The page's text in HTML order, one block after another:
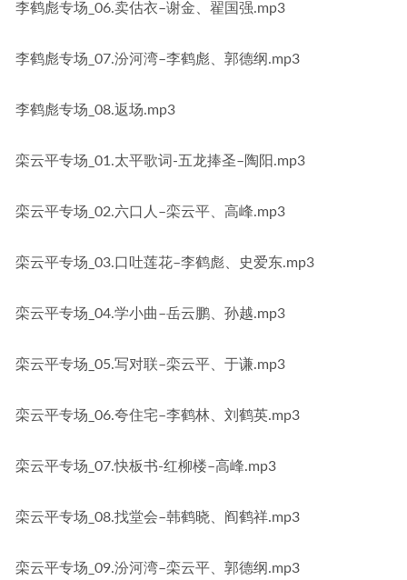
李鹤彪专场_06.卖估衣–谢金、翟国强.mp3
李鹤彪专场_07.汾河湾–李鹤彪、郭德纲.mp3
李鹤彪专场_08.返场.mp3
栾云平专场_01.太平歌词-五龙捧圣–陶阳.mp3
栾云平专场_02.六口人–栾云平、高峰.mp3
栾云平专场_03.口吐莲花–李鹤彪、史爱东.mp3
栾云平专场_04.学小曲–岳云鹏、孙越.mp3
栾云平专场_05.写对联–栾云平、于谦.mp3
栾云平专场_06.夸住宅–李鹤林、刘鹤英.mp3
栾云平专场_07.快板书-红柳楼–高峰.mp3
栾云平专场_08.找堂会–韩鹤晓、阎鹤祥.mp3
栾云平专场_09.汾河湾–栾云平、郭德纲.mp3